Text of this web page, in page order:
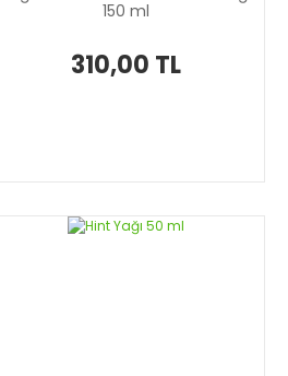
150 ml
310,00 TL